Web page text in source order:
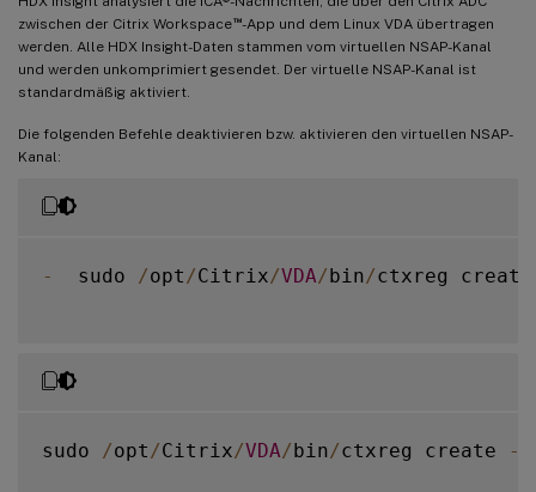
zwischen der Citrix Workspace™-App und dem Linux VDA übertragen
werden. Alle HDX Insight-Daten stammen vom virtuellen NSAP-Kanal
und werden unkomprimiert gesendet. Der virtuelle NSAP-Kanal ist
standardmäßig aktiviert.
Die folgenden Befehle deaktivieren bzw. aktivieren den virtuellen NSAP-
Kanal:
-
  sudo
/opt /Citrix/VDA/bin/ctxreg
sudo /opt /Citrix/VDA/bin/ctxreg create -